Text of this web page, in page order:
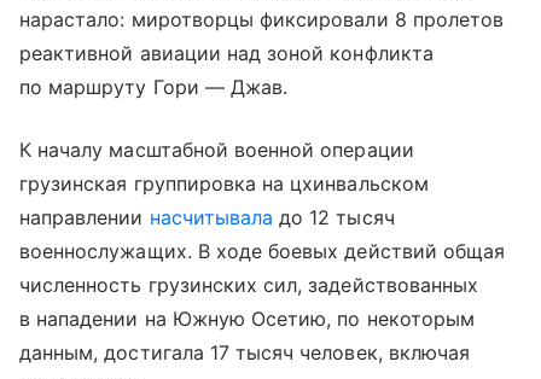
нарастало: миротворцы фиксировали 8 пролетов
реактивной авиации над зоной конфликта
по маршруту Гори — Джав.
К началу масштабной военной операции
грузинская группировка на цхинвальском
направлении насчитывала до 12 тысяч
военнослужащих. В ходе боевых действий общая
численность грузинских сил, задействованных
в нападении на Южную Осетию, по некоторым
данным, достигала 17 тысяч человек, включая